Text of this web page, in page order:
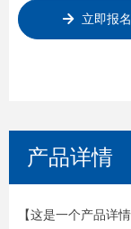
녒 立即报名
产品详情
【这是一个产品详